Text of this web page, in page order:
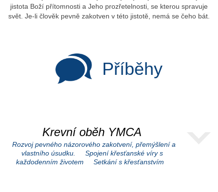
jistota Boží přítomnosti a Jeho prozřetelnosti, se kterou spravuje
svět. Je-li člověk pevně zakotven v této jistotě, nemá se čeho bát.
Příběhy
Krevní oběh YMCA
Rozvoj pevného názorového zakotvení, přemýšlení a
vlastního úsudku.
Spojení křesťanské víry s
každodenním životem
Setkání s křesťanstvím